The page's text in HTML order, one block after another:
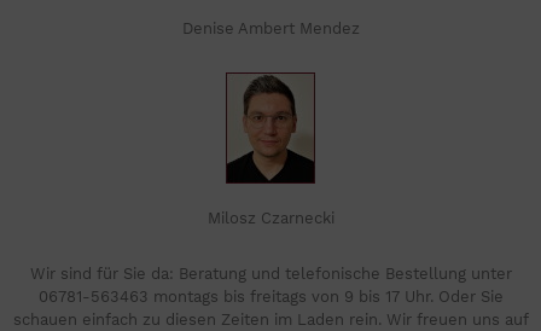
Denise Ambert Mendez
Milosz Czarnecki
Wir sind für Sie da: Beratung und telefonische Bestellung unter
06781-563463 montags bis freitags von 9 bis 17 Uhr. Oder Sie
schauen einfach zu diesen Zeiten im Laden rein. Wir freuen uns auf